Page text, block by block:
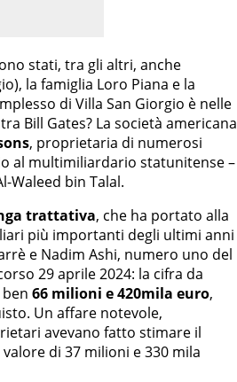
stati, tra gli altri, anche
la famiglia Loro Piana e la
di Villa San Giorgio è nelle
Bill Gates? La società americana
, proprietaria di numerosi
al multimiliardario statunitense –
Waleed bin Talal.
trattativa, che ha portato alla
più importanti degli ultimi anni
e Nadim Ashi, numero uno del
29 aprile 2024: la cifra da
66 milioni e 420mila euro,
Un affare notevole,
avevano fatto stimare il
di 37 milioni e 330 mila